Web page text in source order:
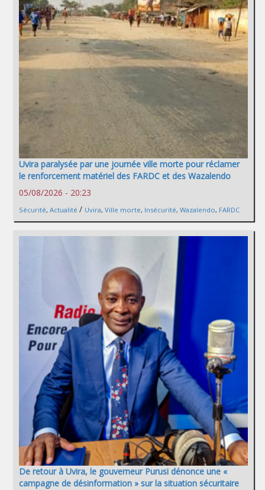
Uvira paralysée par une journée ville morte pour réclamer
le renforcement matériel des FARDC et des Wazalendo
05/08/2026 - 20:23
Sécurité, Actualité / Uvira, Ville morte, Insécurité, Wazalendo, FARDC
De retour à Uvira, le gouverneur Purusi dénonce une «
campagne de désinformation » sur la situation sécuritaire